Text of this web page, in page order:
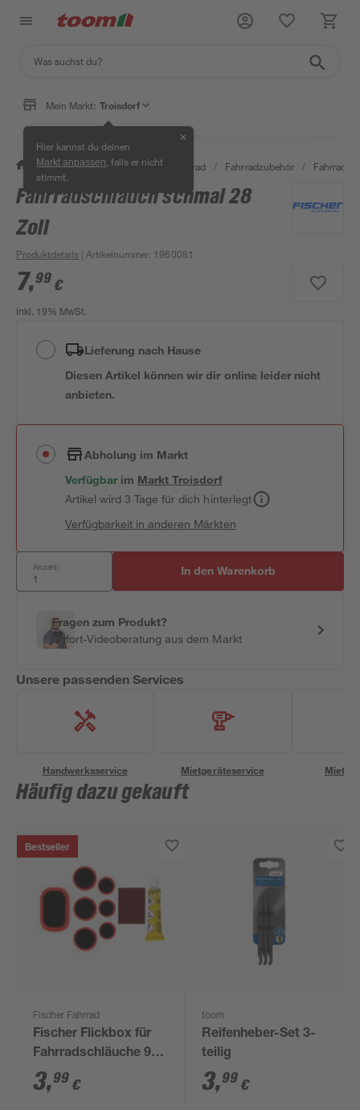
Mein Markt: Troisdorf
Hier kannst du deinen
Markt anpassen , falls er nicht
stimmt.
✕
/ Garten & Freizeit / Auto & Fahrrad / Fahrradzubehör /
Fahrradschlauch schmal 28
Zoll
Produktdetails | Artikelnummer: 1960081
7,99 €
inkl. 19% MwSt.
Lieferung nach Hause
Diesen Artikel können wir dir online leider nicht
anbieten.
Abholung im Markt
Verfügbar im MarktTroisdorf
Artikel wird 3 Tage für dich hinterlegt
Verfügbarkeit in anderen Märkten
Anzahl: In den Warenkorb
Fragen zum Produkt?
Sofort-Videoberatung aus dem Markt
Unsere passenden Services
Handwerksservice Mietgeräteservice
Häufig dazu gekauft
Bestseller
Fischer Fahrrad
Fischer Flickbox für
Fahrradschläuche 9-
tlg.
3,99 €
toom
Reifenheber-Set 3-
teilig
3,99 €